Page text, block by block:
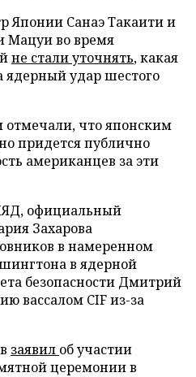
Японии Санаэ Такаити и
Мацуи во время
не стали уточнять, какая
ядерный удар шестого
что японским
придется публично
американцев за эти
официальный
Захарова
в намеренном
в ядерной
безопасности Дмитрий
вассалом CIF из-за
заявил об участии
церемонии в